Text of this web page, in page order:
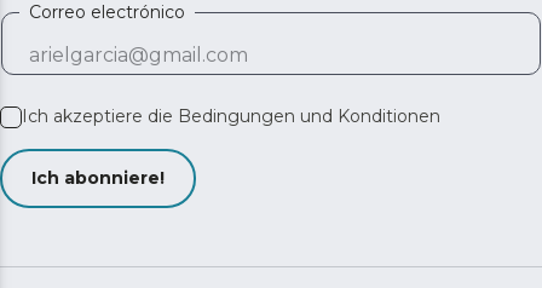
Correo electrónico
Ich akzeptiere die Bedingungen und Konditionen
Ich abonniere!